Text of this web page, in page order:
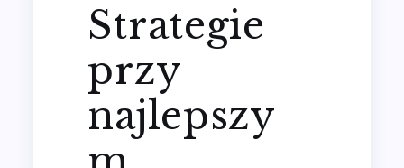
Strategie
przy
najlepszy